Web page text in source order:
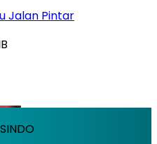
Jalan Pintar